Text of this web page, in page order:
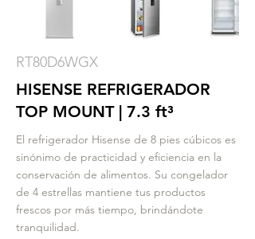
RT80D6WGX
HISENSE REFRIGERADOR
TOP MOUNT | 7.3 ft³
El refrigerador Hisense de 8 pies cúbicos es
sinónimo de practicidad y eficiencia en la
conservación de alimentos. Su congelador
de 4 estrellas mantiene tus productos
frescos por más tiempo, brindándote
tranquilidad.